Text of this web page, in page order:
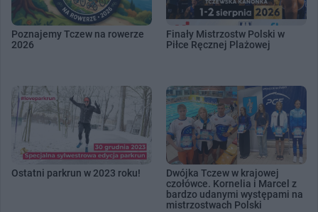
Poznajemy Tczew na rowerze
2026
Finały Mistrzostw Polski w
Piłce Ręcznej Plażowej
Ostatni parkrun w 2023 roku!
Dwójka Tczew w krajowej
czołówce. Kornelia i Marcel z
bardzo udanymi występami na
mistrzostwach Polski